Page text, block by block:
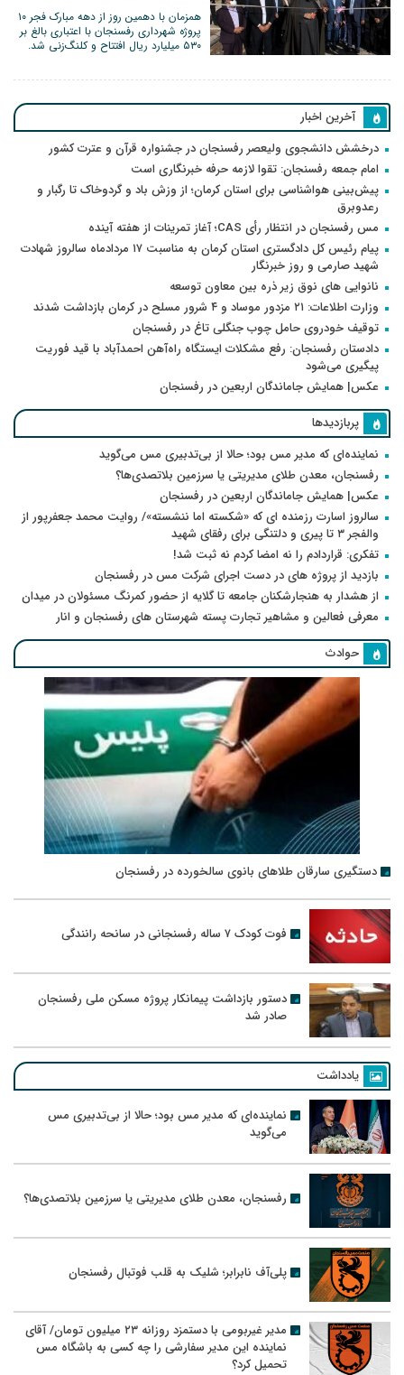
همزمان با دهمین روز از دهه مبارک فجر ۱۰
پروژه شهرداری رفسنجان با اعتباری بالغ بر
۵۳۰ میلیارد ریال افتتاح و کلنگ‌زنی شد.
آخرین اخبار
درخشش دانشجوی ولیعصر رفسنجان در جشنواره قرآن و عترت کشور
امام جمعه رفسنجان: تقوا لازمه حرفه خبرنگاری است
پیش‌بینی هواشناسی برای استان کرمان؛ از وزش باد و گردوخاک تا رگبار و
رعدوبرق
مس رفسنجان در انتظار رأی CAS؛ آغاز تمرینات از هفته آینده
پیام رئیس کل دادگستری استان کرمان به مناسبت ۱۷ مردادماه سالروز شهادت
شهید صارمی و روز خبرنگار
نانوایی های نوق زیر ذره بین معاون توسعه
وزارت اطلاعات: ۲۱ مزدور موساد و ۴ شرور مسلح در کرمان بازداشت شدند
توقیف خودروی حامل چوب جنگلی تاغ در رفسنجان
دادستان رفسنجان: رفع مشکلات ایستگاه راه‌آهن احمدآباد با قید فوریت
پیگیری می‌شود
عکس| همایش جاماندگان اربعین در رفسنجان
پربازدیدها
نماینده‌ای که مدیر مس بود؛ حالا از بی‌تدبیری مس می‌گوید
رفسنجان، معدن طلای مدیریتی یا سرزمین بلاتصدی‌ها؟
عکس| همایش جاماندگان اربعین در رفسنجان
سالروز اسارت رزمنده ای که «شکسته اما ننشسته»/ روایت محمد جعفرپور از
والفجر ۳ تا پیری و دلتنگی برای رفقای شهید
تفکری: قراردادم را نه امضا کردم نه ثبت شد!
بازدید از پروژه های در دست اجرای شرکت مس در رفسنجان
از هشدار به هنجارشکنان جامعه تا گلایه از حضور کمرنگ مسئولان در میدان
معرفی فعالین و مشاهیر تجارت پسته شهرستان های رفسنجان و انار
حوادث
دستگیری سارقان طلاهای بانوی سالخورده در رفسنجان
فوت کودک ۷ ساله رفسنجانی در سانحه رانندگی
دستور بازداشت پیمانکار پروژه مسکن ملی رفسنجان
صادر شد
یادداشت
نماینده‌ای که مدیر مس بود؛ حالا از بی‌تدبیری مس
می‌گوید
رفسنجان، معدن طلای مدیریتی یا سرزمین بلاتصدی‌ها؟
پلی‌آف نابرابر؛ شلیک به قلب فوتبال رفسنجان
مدیر غیربومی با دستمزد روزانه ۲۳ میلیون تومان/ آقای
نماینده این مدیر سفارشی را چه کسی به باشگاه مس
تحمیل کرد؟